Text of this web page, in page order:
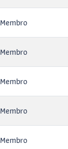
Membro
Membro
Membro
Membro
Membro